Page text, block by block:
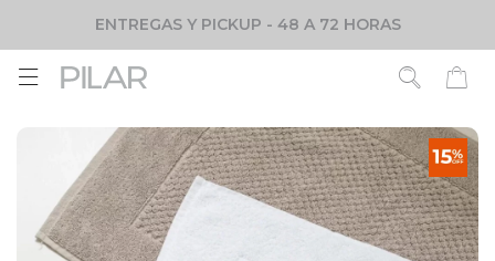
ENTREGAS Y PICKUP - 48 A 72 HORAS
